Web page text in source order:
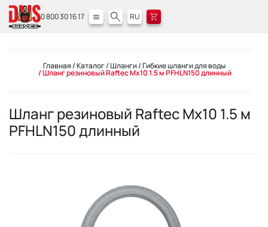
0 800 30 16 17 RU
Главная Каталог Шланги Гибкие шланги для воды
Шланг резиновый Raftec Мx10 1.5 м PFHLN150 длинный
Шланг резиновый Raftec Мx10 1.5 м
PFHLN150 длинный